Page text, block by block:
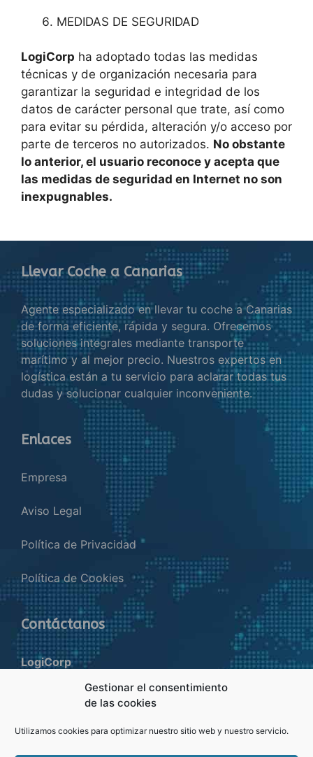
Gestionar el consentimiento
de las cookies
Utilizamos cookies para optimizar nuestro sitio web y nuestro servicio.
MEDIDAS DE SEGURIDAD
LogiCorp ha adoptado todas las medidas
técnicas y de organización necesaria para
garantizar la seguridad e integridad de los
datos de carácter personal que trate, así como
para evitar su pérdida, alteración y/o acceso por
parte de terceros no autorizados. No obstante
lo anterior, el usuario reconoce y acepta que
las medidas de seguridad en Internet no son
inexpugnables.
Llevar Coche a Canarias
Agente especializado en llevar tu coche a Canarias
de forma eficiente, rápida y segura. Ofrecemos
soluciones integrales mediante transporte
marítimo y al mejor precio. Nuestros expertos en
logística están a tu servicio para aclarar todas tus
dudas y solucionar cualquier inconveniente.
Enlaces
Empresa
Aviso Legal
Política de Privacidad
Política de Cookies
Contáctanos
LogiCorp